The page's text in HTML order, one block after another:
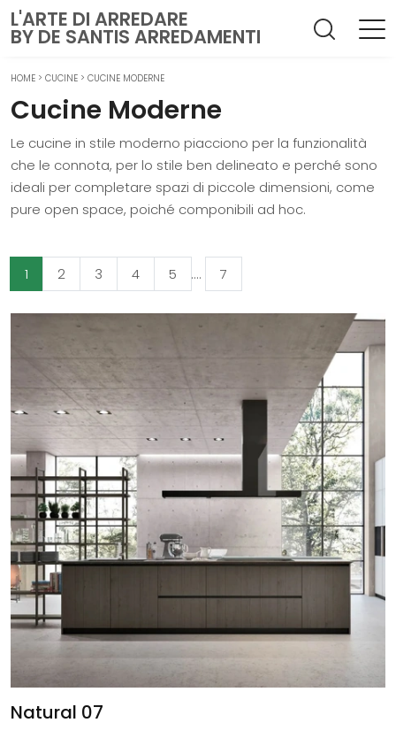
L'ARTE DI ARREDARE
BY DE SANTIS ARREDAMENTI
HOME > CUCINE > CUCINE MODERNE
Cucine Moderne
Le cucine in stile moderno piacciono per la funzionalità
che le connota, per lo stile ben delineato e perché sono
ideali per completare spazi di piccole dimensioni, come
pure open space, poiché componibili ad hoc.
1 2 3 4 5 .... 7
Natural 07